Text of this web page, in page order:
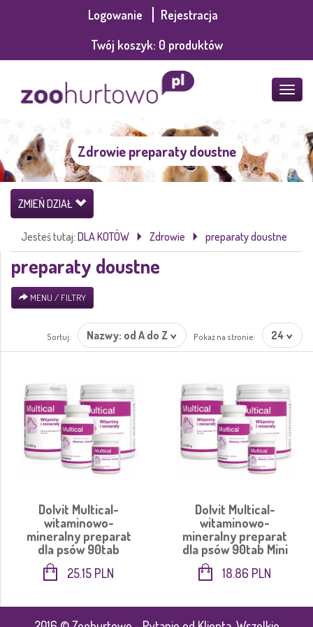
Logowanie
Rejestracja
Twój koszyk: 0 produktów
Zdrowie preparaty doustne
ZMIEŃ DZIAŁ
Jesteś tutaj: DLA KOTÓW Zdrowie preparaty doustne
preparaty doustne
MENU / FILTRY
Sortuj: Nazwy: od A do Z Pokaż na stronie: 24
Dolvit Multical-
witaminowo-
mineralny preparat
dla psów 90tab
25.15 PLN
Dolvit Multical-
witaminowo-
mineralny preparat
dla psów 90tab Mini
18.86 PLN